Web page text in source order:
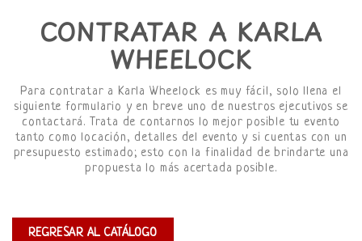
CONTRATAR A KARLA
WHEELOCK
Para contratar a Karla Wheelock es muy fácil, solo llena el
siguiente formulario y en breve uno de nuestros ejecutivos se
contactará. Trata de contarnos lo mejor posible tu evento
tanto como locación, detalles del evento y si cuentas con un
presupuesto estimado; esto con la finalidad de brindarte una
propuesta lo más acertada posible.
REGRESAR AL CATÁLOGO